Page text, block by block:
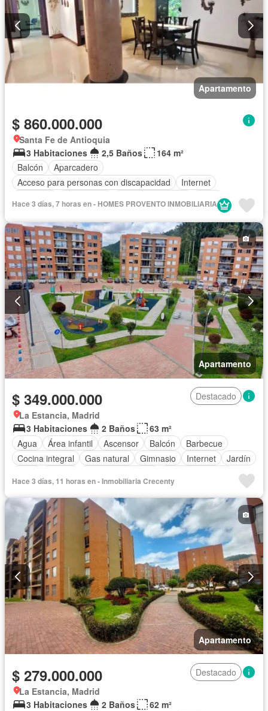
Apartamento
$ 860.000.000
Santa Fe de Antioquia
3 Habitaciones
2,5 Baños
164 m²
Balcón
Aparcadero
Acceso para personas con discapacidad
Internet
Hace 3 días, 7 horas en - HOMES PROVENTO INMOBILIARIA
Apartamento
$ 349.000.000
Destacado
La Estancia, Madrid
3 Habitaciones
2 Baños
63 m²
Agua
Área infantil Ascensor Balcón
Barbecue
Cocina integral
Gas natural Gimnasio Internet
Jardín
Wifi
Hace 3 días, 11 horas en - Inmobiliaria Crecenty
Apartamento
$ 279.000.000
Destacado
La Estancia, Madrid
3 Habitaciones
2 Baños
62 m²